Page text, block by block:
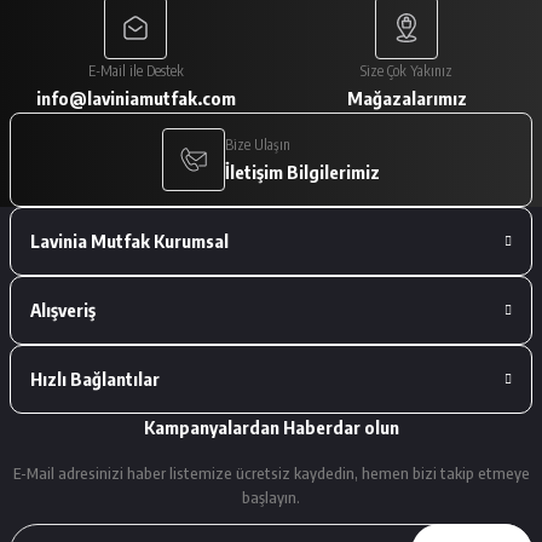
Paketleme çok iyiydi. Ürünler tam
istediğimiz gibiydi.
A... V... | 29/01/2026
Deneyimini Paylaş
E-Mail ile Destek
info@laviniamutfak.com
Size Çok Yakınız
Mağazalarımız
Bize Ulaşın
İletişim Bilgilerimiz
Lavinia Mutfak Kurumsal
Alışveriş
Hızlı Bağlantılar
Kampanyalardan Haberdar olun
E-Mail adresinizi haber listemize ücretsiz kaydedin, hemen bizi takip etmeye
başlayın.